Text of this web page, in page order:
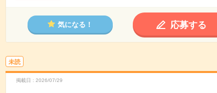
気になる！ 応募する
未読
掲載日 2026/07/29